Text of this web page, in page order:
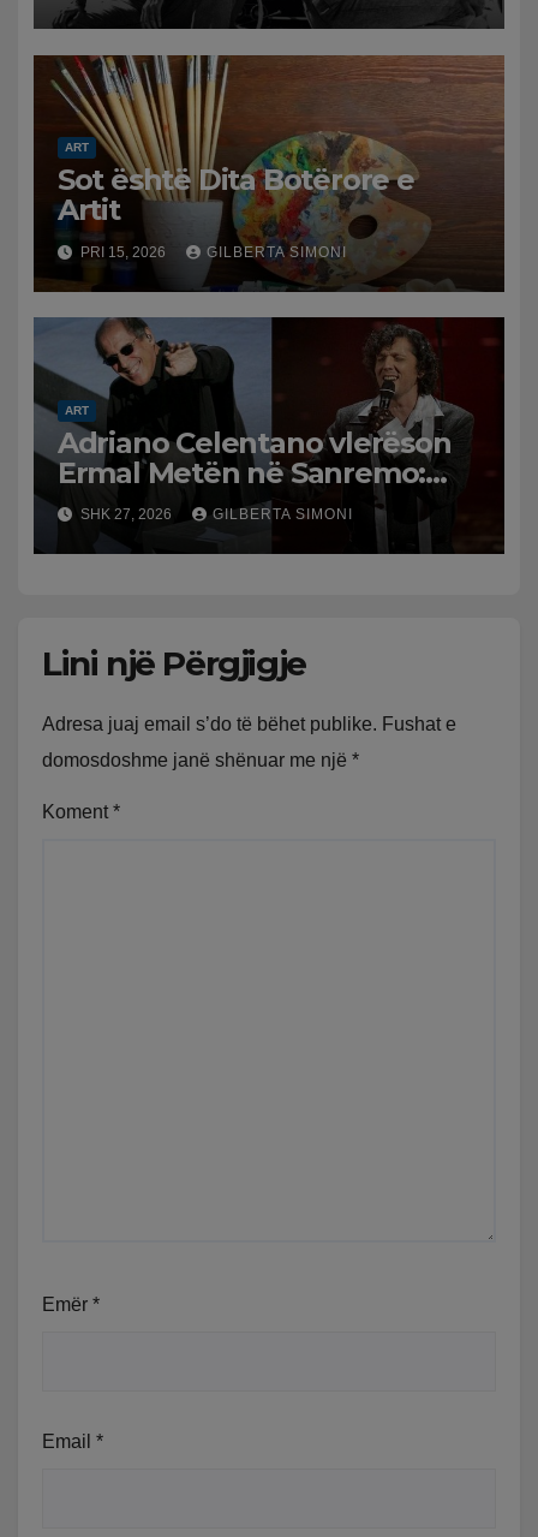
ART
Sot është Dita Botërore e
Artit
PRI 15, 2026 GILBERTA SIMONI
ART
Adriano Celentano vlerëson
Ermal Metën në Sanremo:
Kënga jote është e
mrekullueshme
SHK 27, 2026 GILBERTA SIMONI
Lini një Përgjigje
Adresa juaj email s’do të bëhet publike. Fushat e
domosdoshme janë shënuar me një *
Koment *
Emër *
Email *